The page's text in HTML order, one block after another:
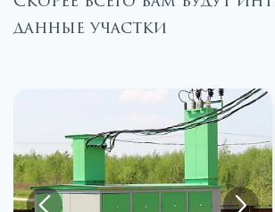
данные участки